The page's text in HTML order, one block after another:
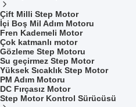
Çift Milli Step Motor
İçi Boş Mil Adım Motoru
Fren Kademeli Motor
Çok katmanlı motor
Gözleme Step Motoru
Su geçirmez Step Motor
Yüksek Sıcaklık Step Motor
PM Adım Motoru
DC Fırçasız Motor
Step Motor Kontrol Sürücüsü